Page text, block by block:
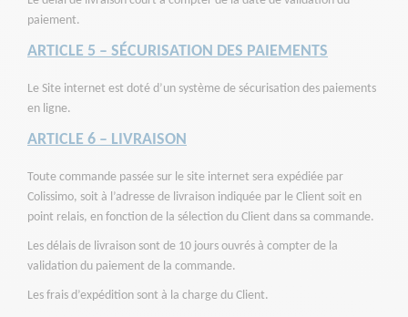
paiement.
ARTICLE 5 – SÉCURISATION DES PAIEMENTS
Le Site internet est doté d’un système de sécurisation des paiements
en ligne.
ARTICLE 6 – LIVRAISON
Toute commande passée sur le site internet sera expédiée par
Colissimo, soit à l’adresse de livraison indiquée par le Client soit en
point relais, en fonction de la sélection du Client dans sa commande.
Les délais de livraison sont de 10 jours ouvrés à compter de la
validation du paiement de la commande.
Les frais d’expédition sont à la charge du Client.